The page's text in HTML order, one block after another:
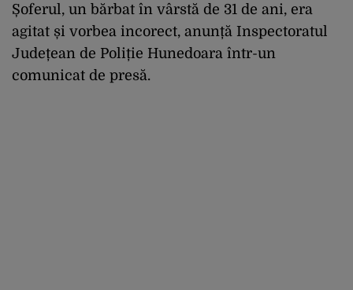
Șoferul, un bărbat în vârstă de 31 de ani, era
agitat și vorbea incorect, anunță Inspectoratul
Județean de Poliție Hunedoara într-un
comunicat de presă.